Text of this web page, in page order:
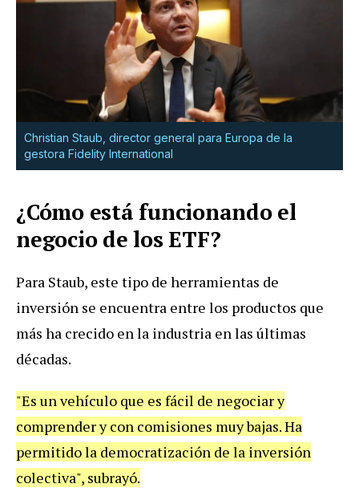
Christian Staub, director general para Europa de la
gestora Fidelity International
¿Cómo está funcionando el
negocio de los ETF?
Para Staub, este tipo de herramientas de
inversión se encuentra entre los productos que
más ha crecido en la industria en las últimas
décadas.
"Es un vehículo que es fácil de negociar y
comprender y con comisiones muy bajas. Ha
permitido la democratización de la inversión
colectiva", subrayó.